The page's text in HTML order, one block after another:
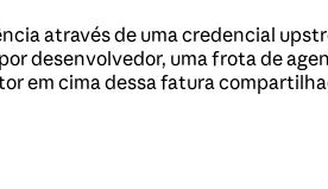
através de uma credencial
desenvolvedor, uma frota de
em cima dessa fatura